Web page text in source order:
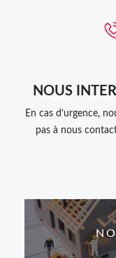
NOUS
En cas d’urgence,
pas à nous